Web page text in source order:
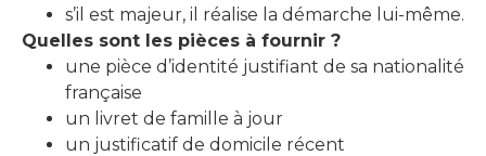
s’il est majeur, il réalise la démarche lui-même.
Quelles sont les pièces à fournir ?
une pièce d’identité justifiant de sa nationalité
française
un livret de famille à jour
un justificatif de domicile récent